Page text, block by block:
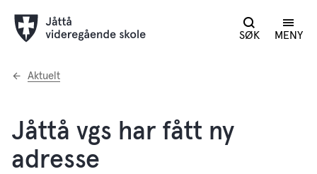
SØK MENY
Du
Aktuelt
Jåttå vgs har fått ny
adresse